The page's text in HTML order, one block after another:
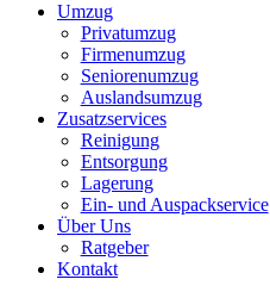
Umzug
Privatumzug
Firmenumzug
Seniorenumzug
Auslandsumzug
Zusatzservices
Reinigung
Entsorgung
Lagerung
Ein- und Auspackservice
Über Uns
Ratgeber
Kontakt